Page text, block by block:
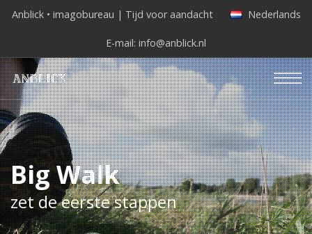
Anblick • imagobureau | Tijd voor aandacht Nederlands
E-mail: info@anblick.nl
Big Walk
zet de eerste stappen